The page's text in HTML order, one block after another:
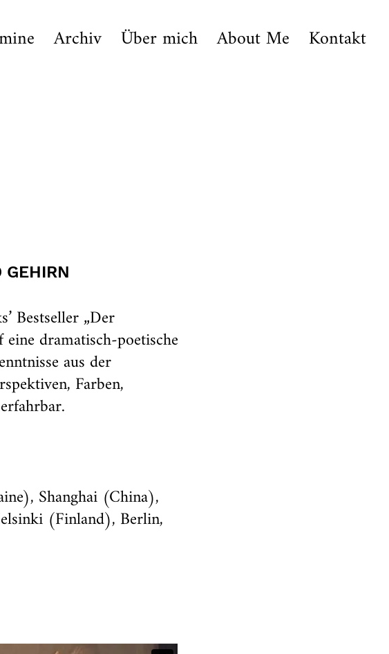
Archiv Über mich About Me Kontakt
GEHIRN
Bestseller „Der
dramatisch-poetische
aus der
Farben,
Shanghai (China),
(Finland), Berlin,